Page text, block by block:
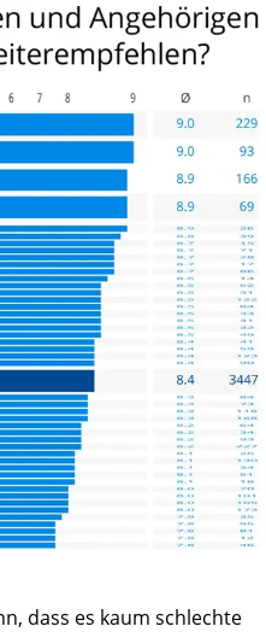
dass es kaum schlechte